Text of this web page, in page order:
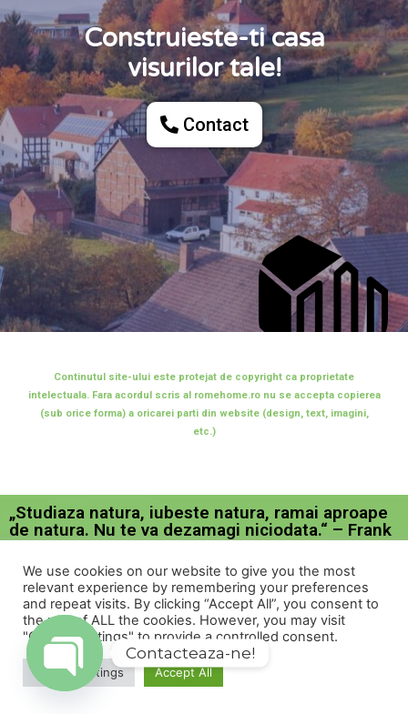
Construieste-ti casa
visurilor tale!
Contact
Continutul site-ului este protejat de copyright ca proprietate
intelectuala. Fara acordul scris al romehome.ro nu se accepta copierea
(sub orice forma) a oricarei parti din website (design, text, imagini,
etc.)
„Studiaza natura, iubeste natura, ramai aproape
de natura. Nu te va dezamagi niciodata.“ – Frank
Lloyd Wright
Social Media
Informatii
We use cookies on our website to give you the most
relevant experience by remembering your preferences
and repeat visits. By clicking “Accept All”, you consent to
the use of ALL the cookies. However, you may visit
"Cookie Settings" to provide a controlled consent.
Cookie Settings Accept All
Contacteaza-ne!
Open